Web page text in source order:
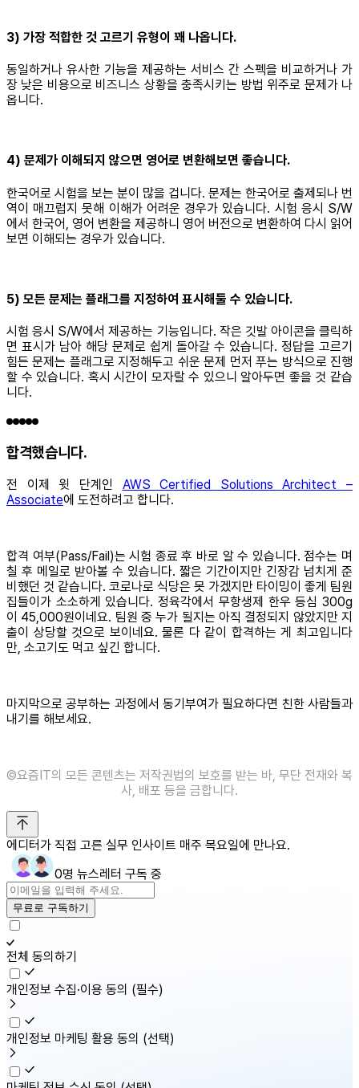
3) 가장 적합한 것 고르기 유형이 꽤 나옵니다.
동일하거나 유사한 기능을 제공하는 서비스 간 스펙을 비교하거나 가
장 낮은 비용으로 비즈니스 상황을 충족시키는 방법 위주로 문제가 나
옵니다.
4) 문제가 이해되지 않으면 영어로 변환해보면 좋습니다.
한국어로 시험을 보는 분이 많을 겁니다. 문제는 한국어로 출제되나 번
역이 매끄럽지 못해 이해가 어려운 경우가 있습니다. 시험 응시 S/W
에서 한국어, 영어 변환을 제공하니 영어 버전으로 변환하여 다시 읽어
보면 이해되는 경우가 있습니다.
5) 모든 문제는 플래그를 지정하여 표시해둘 수 있습니다.
시험 응시 S/W에서 제공하는 기능입니다. 작은 깃발 아이콘을 클릭하
면 표시가 남아 해당 문제로 쉽게 돌아갈 수 있습니다. 정답을 고르기
힘든 문제는 플래그로 지정해두고 쉬운 문제 먼저 푸는 방식으로 진행
할 수 있습니다. 혹시 시간이 모자랄 수 있으니 알아두면 좋을 것 같습
니다.
합격했습니다.
전 이제 윗 단계인 AWS Certified Solutions Architect –
Associate에 도전하려고 합니다.
합격 여부(Pass/Fail)는 시험 종료 후 바로 알 수 있습니다. 점수는 며
칠 후 메일로 받아볼 수 있습니다. 짧은 기간이지만 긴장감 넘치게 준
비했던 것 같습니다. 코로나로 식당은 못 가겠지만 타이밍이 좋게 팀원
집들이가 소소하게 있습니다. 정육각에서 무항생제 한우 등심 300g
이 45,000원이네요. 팀원 중 누가 될지는 아직 결정되지 않았지만 지
출이 상당할 것으로 보이네요. 물론 다 같이 합격하는 게 최고입니다
만, 소고기도 먹고 싶긴 합니다.
마지막으로 공부하는 과정에서 동기부여가 필요하다면 친한 사람들과
내기를 해보세요.
©️요즘IT의 모든 콘텐츠는 저작권법의 보호를 받는 바, 무단 전재와 복
사, 배포 등을 금합니다.
에디터가 직접 고른 실무 인사이트 매주 목요일에 만나요.
0명 뉴스레터 구독 중
무료로 구독하기
전체 동의하기
개인정보 수집·이용 동의 (필수)
개인정보 마케팅 활용 동의 (선택)